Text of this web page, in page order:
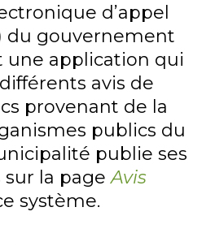
d’appel
du gouvernement
une application qui
avis de
provenant de la
publics du
publie ses
sur la pageAvis
système.